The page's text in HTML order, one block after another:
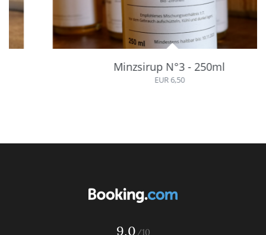
Minzsirup N°3 - 250ml
9,0/10